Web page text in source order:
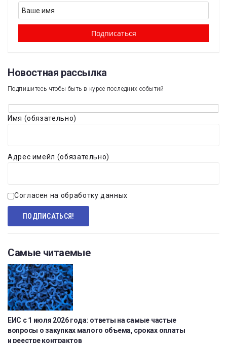
Новостная рассылка​
Подпишитесь чтобы быть в курсе последних событий
Имя (обязательно)
Адрес имейл (обязательно)
Согласен на обработку данных
Самые читаемые
ЕИС с 1 июля 2026 года: ответы на самые частые
вопросы о закупках малого объема, сроках оплаты
и реестре контрактов